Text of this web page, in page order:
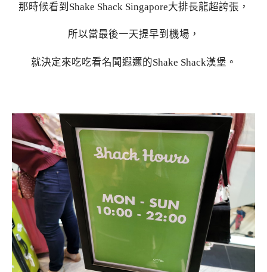
那時候看到Shake Shack Singapore大排長龍超誇張，
所以當最後一天提早到機場，
就決定來吃吃看名聞遐邇的Shake Shack漢堡。